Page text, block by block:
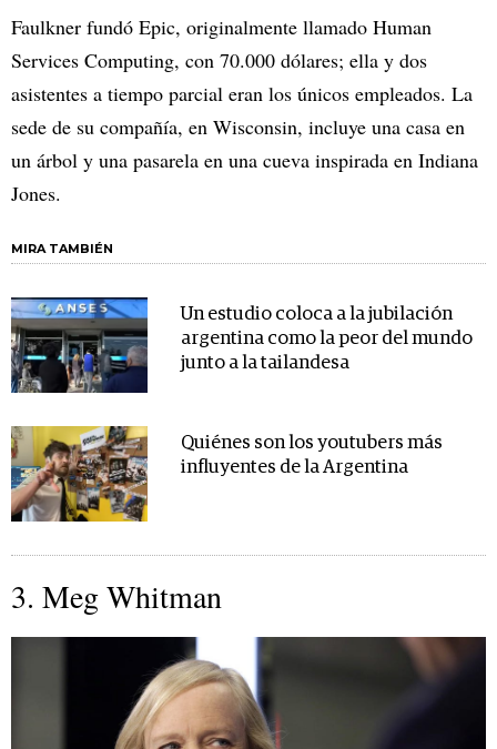
Faulkner fundó Epic, originalmente llamado Human
Services Computing, con 70.000 dólares; ella y dos
asistentes a tiempo parcial eran los únicos empleados. La
sede de su compañía, en Wisconsin, incluye una casa en
un árbol y una pasarela en una cueva inspirada en Indiana
Jones.
MIRA TAMBIÉN
Un estudio coloca a la jubilación
argentina como la peor del mundo
junto a la tailandesa
Quiénes son los youtubers más
influyentes de la Argentina
3. Meg Whitman